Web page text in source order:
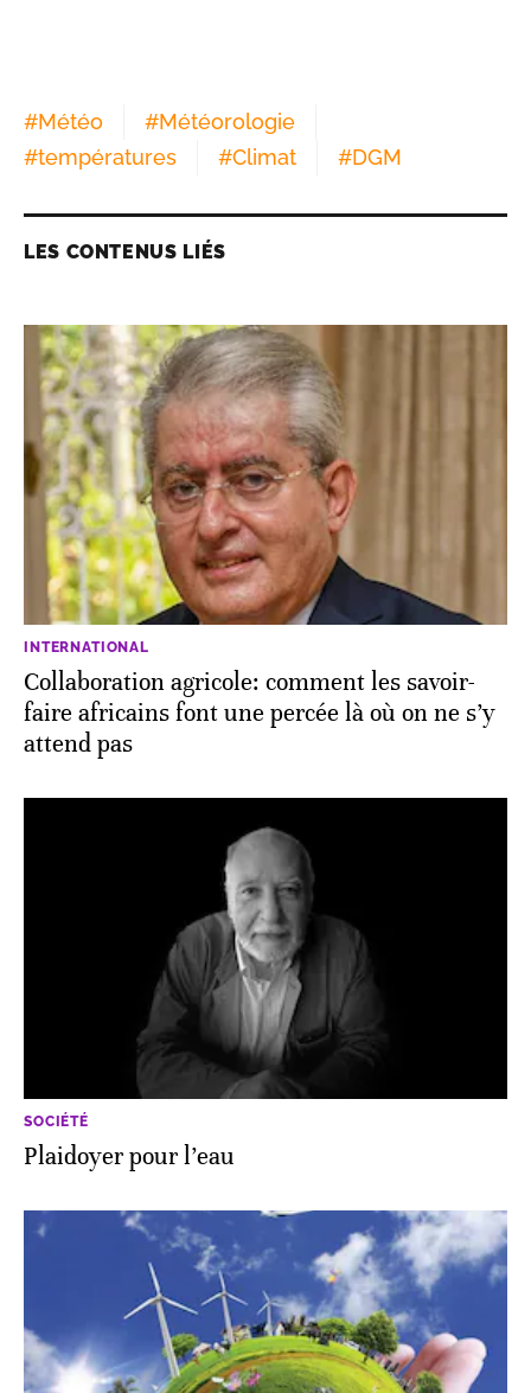
#Météo #Météorologie
#températures #Climat #DGM
LES CONTENUS LIÉS
INTERNATIONAL
Collaboration agricole: comment les savoir-
faire africains font une percée là où on ne s’y
attend pas
SOCIÉTÉ
Plaidoyer pour l’eau